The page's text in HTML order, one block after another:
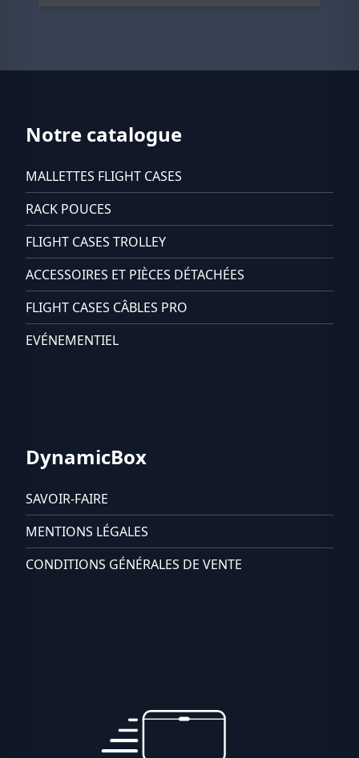
Notre catalogue
MALLETTES FLIGHT CASES
RACK POUCES
FLIGHT CASES TROLLEY
ACCESSOIRES ET PIÈCES DÉTACHÉES
FLIGHT CASES CÂBLES PRO
EVÉNEMENTIEL
DynamicBox
SAVOIR-FAIRE
MENTIONS LÉGALES
CONDITIONS GÉNÉRALES DE VENTE